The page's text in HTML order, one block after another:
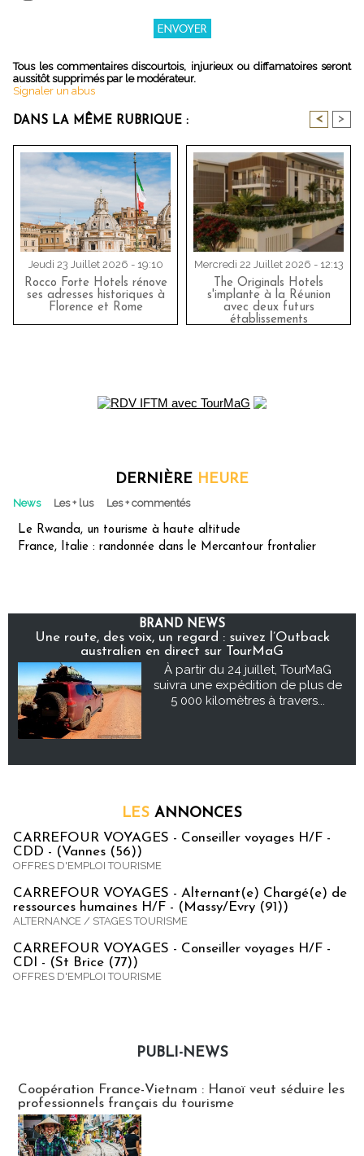
Tous les commentaires discourtois, injurieux ou diffamatoires seront
aussitôt supprimés par le modérateur.
Signaler un abus
DANS LA MÊME RUBRIQUE : < >
Jeudi 23 Juillet 2026 - 19:10
Rocco Forte Hotels rénove
ses adresses historiques à
Florence et Rome
Mercredi 22 Juillet 2026 - 12:13
The Originals Hotels
s'implante à la Réunion
avec deux futurs
établissements
DERNIÈRE HEURE
News Les + lus Les + commentés
Le Rwanda, un tourisme à haute altitude
France, Italie : randonnée dans le Mercantour frontalier
BRAND NEWS
Une route, des voix, un regard : suivez l’Outback
australien en direct sur TourMaG
À partir du 24 juillet, TourMaG
suivra une expédition de plus de
5 000 kilomètres à travers...
LES ANNONCES
CARREFOUR VOYAGES - Conseiller voyages H/F -
CDD - (Vannes (56))
OFFRES D'EMPLOI TOURISME
CARREFOUR VOYAGES - Alternant(e) Chargé(e) de
ressources humaines H/F - (Massy/Evry (91))
ALTERNANCE / STAGES TOURISME
CARREFOUR VOYAGES - Conseiller voyages H/F -
CDI - (St Brice (77))
OFFRES D'EMPLOI TOURISME
PUBLI-NEWS
Coopération France-Vietnam : Hanoï veut séduire les
professionnels français du tourisme